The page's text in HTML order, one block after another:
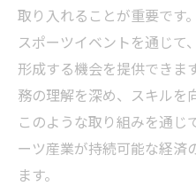
取り入れることが重要です
スポーツイベントを通じて
形成する機会を提供できま
務の理解を深め、スキルを
このような取り組みを通じ
ーツ産業が持続可能な経済
ます。